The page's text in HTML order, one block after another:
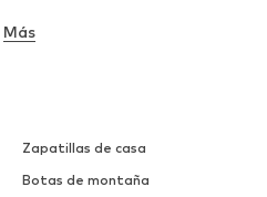
Zapatillas de casa
Botas de montaña
Más